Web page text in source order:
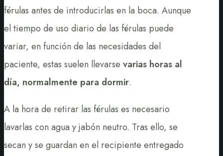
férulas antes de introducirlas en la boca. Aunque
el tiempo de uso diario de las férulas puede
variar, en función de las necesidades del
paciente, estas suelen llevarse varias horas al
día, normalmente para dormir.
A la hora de retirar las férulas es necesario
lavarlas con agua y jabón neutro. Tras ello, se
secan y se guardan en el recipiente entregado